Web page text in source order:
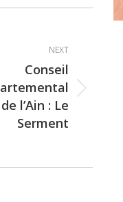
NEXT
Conseil
de l’Ain : Le
Serment